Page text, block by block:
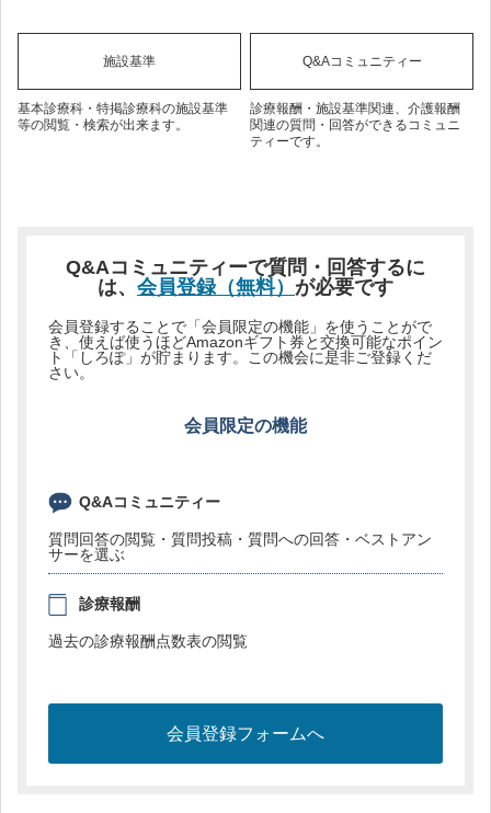
施設基準
基本診療科・特掲診療科の施設基準
等の閲覧・検索が出来ます。
Q&Aコミュニティー
診療報酬・施設基準関連、介護報酬
関連の質問・回答ができるコミュニ
ティーです。
Q&Aコミュニティーで質問・回答するに
は、 会員登録（無料） が必要です
会員登録することで「会員限定の機能」を使うことがで
き、使えば使うほどAmazonギフト券と交換可能なポイン
ト「しろぽ」が貯まります。この機会に是非ご登録くだ
さい。
会員限定の機能
Q&Aコミュニティー
質問回答の閲覧・質問投稿・質問への回答・ベストアン
サーを選ぶ
診療報酬
過去の診療報酬点数表の閲覧
会員登録フォームへ